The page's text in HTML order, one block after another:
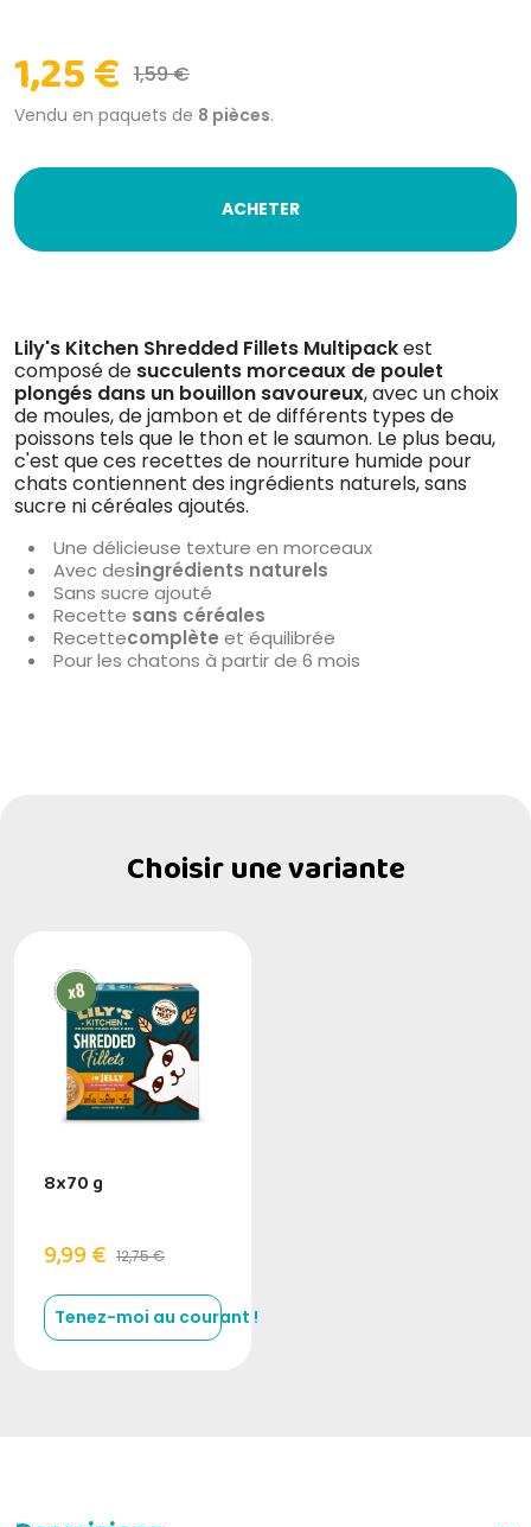
1,25 € 1,59 €
Vendu en paquets de 8 pièces.
ACHETER
Lily's Kitchen Shredded Fillets Multipackest
composé de succulents morceaux de poulet
plongés dans un bouillon savoureux, avec un choix
de moules, de jambon et de différents types de
poissons tels que le thon et le saumon. Le plus beau,
c'est que ces recettes de nourriture humide pour
chats contiennent des ingrédients naturels, sans
sucre ni céréales ajoutés.
Une délicieuse texture en morceaux
Avec desingrédients naturels
Sans sucre ajouté
Recette sans céréales
Recettecomplète et équilibrée
Pour les chatons à partir de 6 mois
Choisir une variante
8x70 g
9,99 € 12,75 €
Tenez-moi au courant !